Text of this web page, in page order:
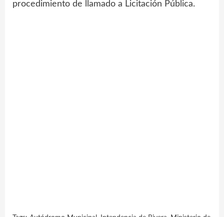
procedimiento de llamado a Licitación Pública.